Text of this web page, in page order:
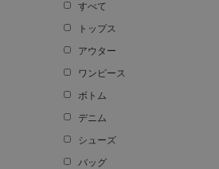
すべて
トップス
アウター
ワンピース
ボトム
デニム
シューズ
バッグ